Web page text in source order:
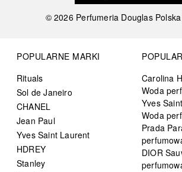
©2026 Perfumeria Douglas
POPULARNE MARKI
Rituals
Sol de Janeiro
CHANEL
Jean Paul
Yves Saint Laurent
HDREY
Stanley
Carolina
Woda
Yves
Woda
Prada
DIOR